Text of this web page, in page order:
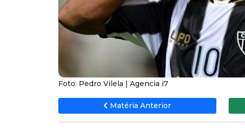
Foto: Pedro Vilela | Agencia i7
Matéria Anterior